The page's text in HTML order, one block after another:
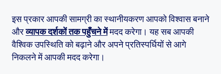
इस प्रकार आपकी सामग्री का स्थानीयकरण आपको विश्वास बनाने
औरव्यापक दर्शकों तक पहुँचने मेंमदद करेगा। यह सब आपकी
वैश्विक उपस्थिति को बढ़ाने और अपने प्रतिस्पर्धियों से आगे
निकलने में आपकी मदद करेगा।